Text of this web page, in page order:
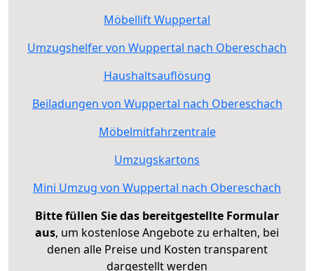
Möbellift Wuppertal
Umzugshelfer von Wuppertal nach Obereschach
Haushaltsauflösung
Beiladungen von Wuppertal nach Obereschach
Möbelmitfahrzentrale
Umzugskartons
Mini Umzug von Wuppertal nach Obereschach
Bitte füllen Sie das bereitgestellte Formular
aus, um kostenlose Angebote zu erhalten, bei
denen alle Preise und Kosten transparent
dargestellt werden